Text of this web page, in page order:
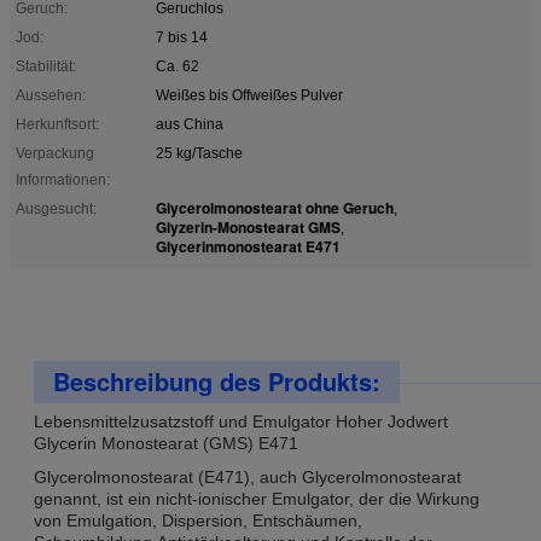
Geruch:
Geruchlos
Jod:
7 bis 14
Stabilität:
Ca. 62
Aussehen:
Weißes bis Offweißes Pulver
Herkunftsort:
aus China
Verpackung
Informationen:
25 kg/Tasche
Ausgesucht: Glycerolmonostearat ohne Geruch,
Glyzerin-Monostearat GMS,
Glycerinmonostearat E471
Beschreibung des Produkts:
Lebensmittelzusatzstoff und Emulgator Hoher Jodwert
Glycerin Monostearat (GMS) E471
Glycerolmonostearat (E471), auch Glycerolmonostearat
genannt, ist ein nicht-ionischer Emulgator, der die Wirkung
von Emulgation, Dispersion, Entschäumen,